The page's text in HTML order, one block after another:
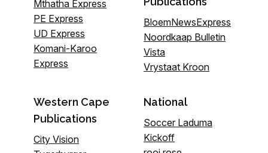
Mthatha Express
PE Express
UD Express
Komani-Karoo
Express
BloemNewsExpress
Noordkaap Bulletin
Vista
Vrystaat Kroon
Western Cape
Publications
City Vision
National
Soccer Laduma
Kickoff